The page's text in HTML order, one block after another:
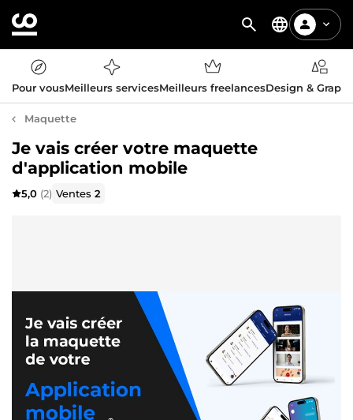
Pour vousMeilleurs servicesMeilleurs freelancesDesign &
Maquette
Je vais créer votre maquette
d'application mobile
5,0 (2) Ventes2